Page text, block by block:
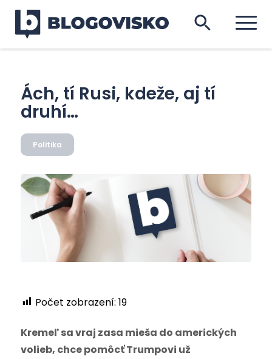
Ách, tí Rusi, kdeže, aj tí
druhí…
Politika
Počet zobrazení: 19
Kremeľ sa vraj zasa mieša do amerických
volieb, chce pomôcť Trumpovi už